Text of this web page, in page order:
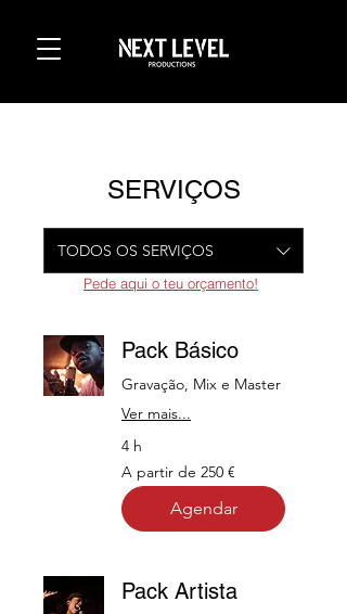
SERVIÇOS
TODOS OS SERVIÇOS
Pack Básico
Gravação, Mix e Master
Ver mais...
4 h
A
partir
de
250
euros
A partir de 250 €
Agendar
Pack Artista
Pede aqui o teu orçamento!